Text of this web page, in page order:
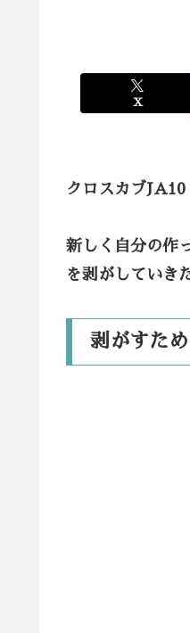
X
クロスカブJA10
新しく自分の作
を剥がしていき
剥がすた